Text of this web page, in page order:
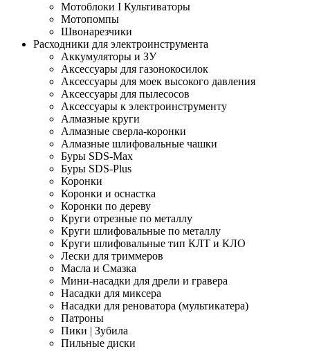
Мотоблоки I Культиваторы
Мотопомпы
Швонарезчики
Расходники для электроинструмента
Аккумуляторы и ЗУ
Аксессуары для газонокосилок
Аксессуары для моек высокого давления
Аксессуары для пылесосов
Аксессуары к электроинструменту
Алмазные круги
Алмазные сверла-коронки
Алмазные шлифовальные чашки
Буры SDS-Max
Буры SDS-Plus
Коронки
Коронки и оснастка
Коронки по дереву
Круги отрезные по металлу
Круги шлифовальные по металлу
Круги шлифовальные тип КЛТ и КЛО
Лески для триммеров
Масла и Смазка
Мини-насадки для дрели и гравера
Насадки для миксера
Насадки для реноватора (мультикатера)
Патроны
Пики | Зубила
Пильные диски